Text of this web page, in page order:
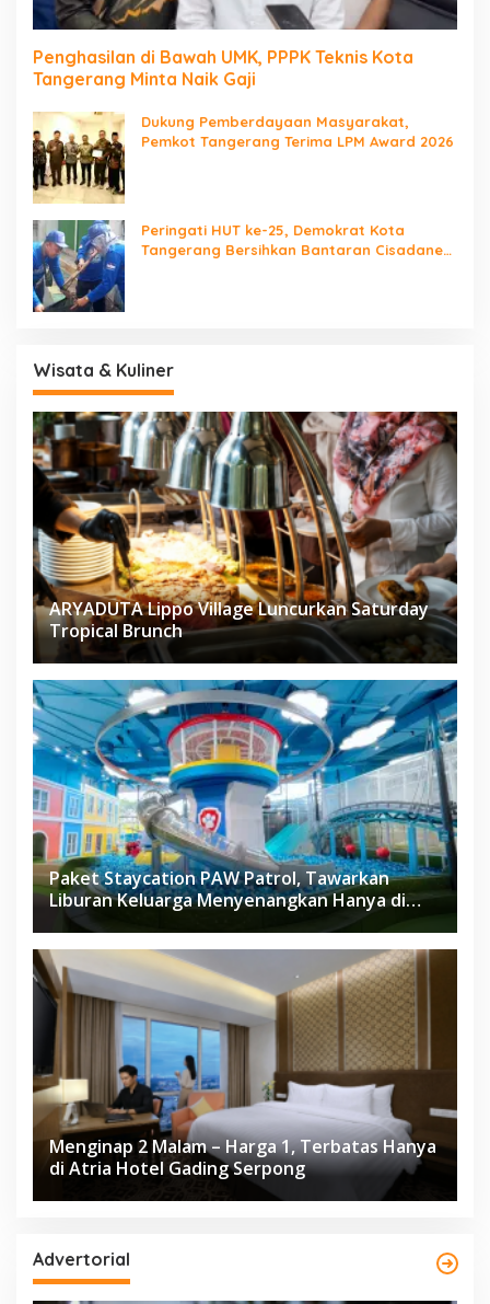
Penghasilan di Bawah UMK, PPPK Teknis Kota
Tangerang Minta Naik Gaji
Dukung Pemberdayaan Masyarakat,
Pemkot Tangerang Terima LPM Award 2026
Peringati HUT ke-25, Demokrat Kota
Tangerang Bersihkan Bantaran Cisadane
Wisata & Kuliner
ARYADUTA Lippo Village Luncurkan Saturday
Tropical Brunch
Paket Staycation PAW Patrol, Tawarkan
Liburan Keluarga Menyenangkan Hanya di
Herloom Hotel BSD
Menginap 2 Malam – Harga 1, Terbatas Hanya
di Atria Hotel Gading Serpong
Advertorial